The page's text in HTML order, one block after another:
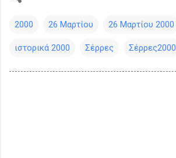
2000 26 Μαρτίου 26 Μαρτίου 2000
ιστορικά 2000 Σέρρες Σέρρες2000